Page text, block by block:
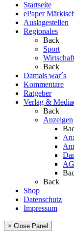
Startseite
ePaper
Auslagestellen
Regionales
Back
Sport
Wirtschaft
Back
Damals war´s
Kommentare
Ratgeber
Verlag &
Back
Anzeigen
Back
Shop
Datenschutz
Impressum
× Close Panel